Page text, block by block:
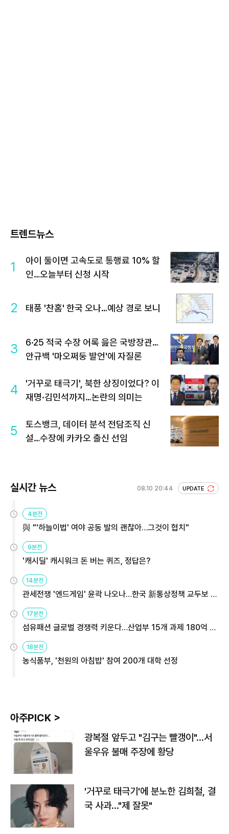
트렌드뉴스
1
아이 둘이면 고속도로 통행료 10% 할
인…오늘부터 신청 시작
2 태풍 '찬홈' 한국 오나…예상 경로 보니
3
6·25 적국 수장 어록 읊은 국방장관…
안규백 '마오쩌둥 발언'에 자질론
4
'거꾸로 태극기', 북한 상징이었다? 이
재명·김민석까지…논란의 의미는
5
토스뱅크, 데이터 분석 전담조직 신
설…수장에 카카오 출신 선임
실시간 뉴스 08.10 20:44 UPDATE
4분전
與 "'하늘이법' 여야 공동 발의 괜찮아…그것이 협치"
9분전
'캐시딜' 캐시워크 돈 버는 퀴즈, 정답은?
14분전
관세전쟁 '엔드게임' 윤곽 나오나…한국 新통상정책 교두보 활
17분전
섬유패션 글로벌 경쟁력 키운다…산업부 15개 과제 180억 지
18분전
농식품부, '천원의 아침밥' 참여 200개 대학 선정
아주PICK >
광복절 앞두고 "김구는 빨갱이"…서
울우유 불매 주장에 황당
'거꾸로 태극기'에 분노한 김희철, 결
국 사과…"제 잘못"